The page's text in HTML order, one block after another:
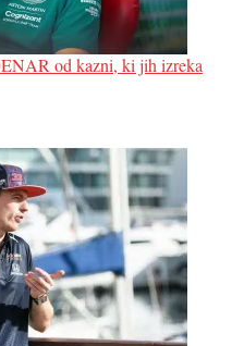
od kazni, ki jih izreka